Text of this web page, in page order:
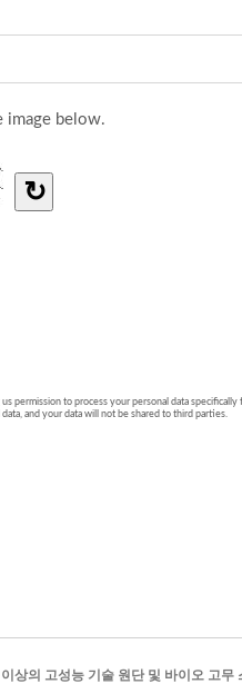
상의 고성능 기술 원단 및 바이오 고